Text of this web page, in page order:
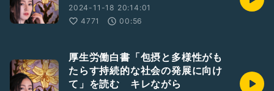
2024-11-18 20:14:01
4771
00:56
厚生労働白書「包摂と多様性がも
たらす持続的な社会の発展に向け
て」を読む キレながら